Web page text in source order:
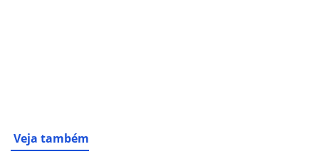
Veja também